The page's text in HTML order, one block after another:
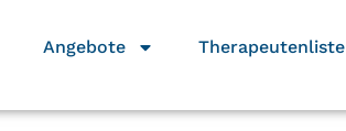
Angebote Therapeutenliste